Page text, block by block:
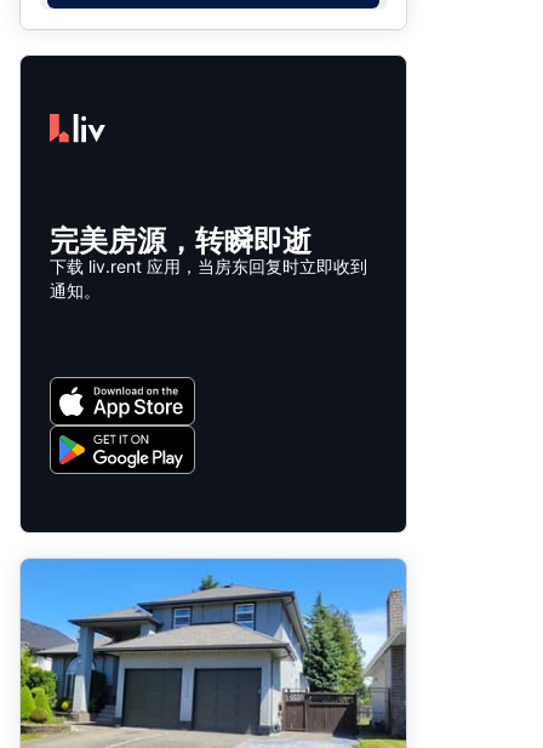
完美房源，转瞬即逝
下载 liv.rent 应用，当房东回复时立即收到
通知。